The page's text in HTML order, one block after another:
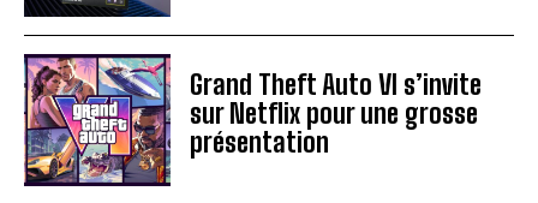
Grand Theft Auto VI s’invite
sur Netflix pour une grosse
présentation